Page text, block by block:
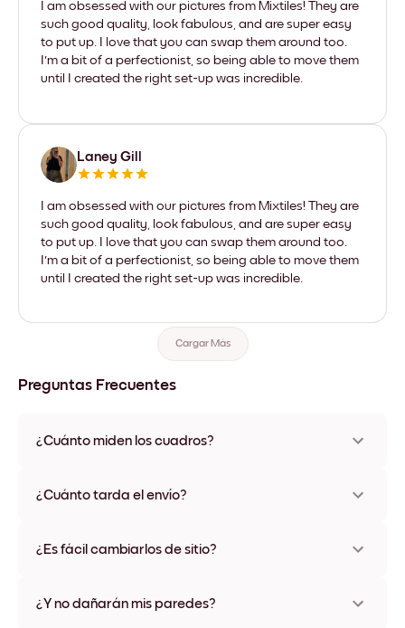
I am obsessed with our pictures from Mixtiles! They are
such good quality, look fabulous, and are super easy
to put up. I love that you can swap them around too.
I'm a bit of a perfectionist, so being able to move them
until I created the right set-up was incredible.
Laney Gill
I am obsessed with our pictures from Mixtiles! They are
such good quality, look fabulous, and are super easy
to put up. I love that you can swap them around too.
I'm a bit of a perfectionist, so being able to move them
until I created the right set-up was incredible.
Cargar Más
Preguntas Frecuentes
¿Cuánto miden los cuadros?
varios materiales y colores de marco, incluidas opciones sin
¿Cuánto tarda el envío?
disponibles en algunos países. Te enviaremos un número de
¿Es fácil cambiarlos de sitio?
ningún daño
¿Y no dañarán mis paredes?